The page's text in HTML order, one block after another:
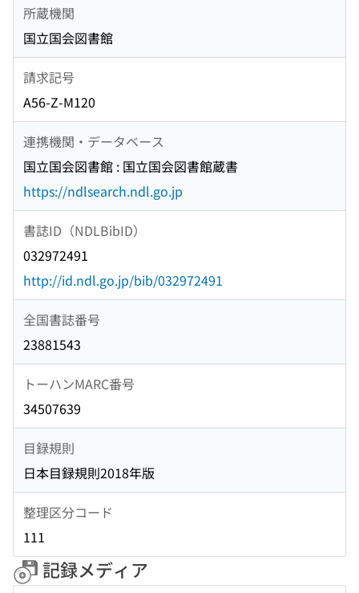
所蔵機関
国立国会図書館
請求記号
A56-Z-M120
連携機関・データベース
国立国会図書館 : 国立国会図書館蔵書
https://ndlsearch.ndl.go.jp
書誌ID（NDLBibID）
032972491
http://id.ndl.go.jp/bib/032972491
全国書誌番号
23881543
トーハンMARC番号
34507639
目録規則
日本目録規則2018年版
整理区分コード
111
記録メディア